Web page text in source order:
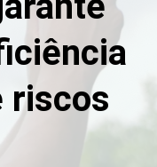
riscos